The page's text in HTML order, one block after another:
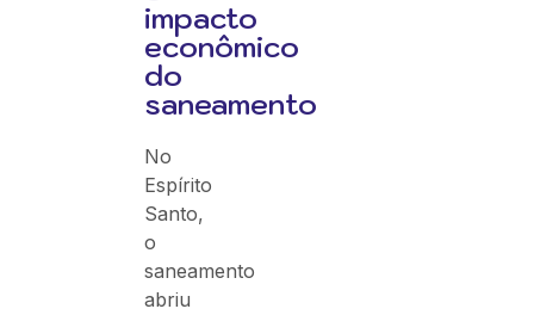
impacto
econômico
do
saneamento
No
Espírito
Santo,
o
saneamento
abriu